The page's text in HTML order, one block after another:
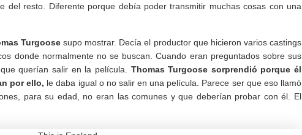
del resto. Diferente porque debía poder transmitir muchas cosas con una
Turgoosesupo mostrar. Decía el productor que hicieron varios castings
donde normalmente no se buscan. Cuando eran preguntados sobre sus
querían salir en la película.
Thomas Turgoose sorprendió porque él
por ello, le daba igual o no salir en una película. Parece ser que eso llamó
para su edad, no eran las comunes y que deberían probar con él. El